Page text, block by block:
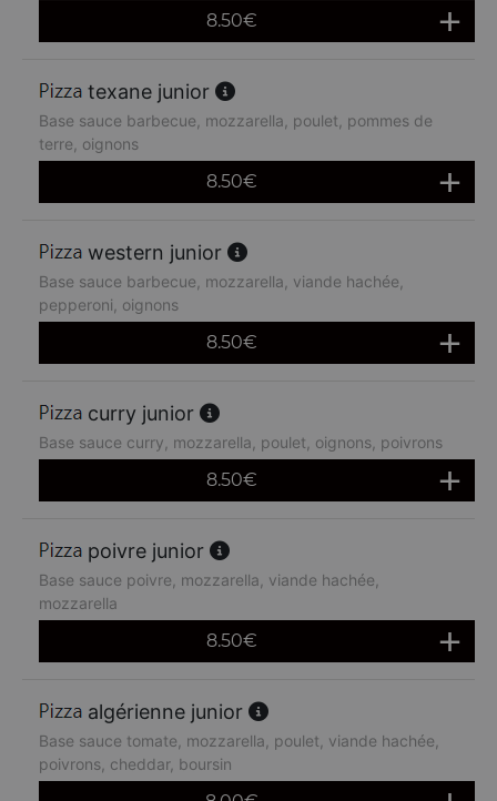
8.50€
texane junior
Base sauce barbecue, mozzarella, poulet, pommes de
terre, oignons
8.50€
western junior
Base sauce barbecue, mozzarella, viande hachée,
pepperoni, oignons
8.50€
curry junior
Base sauce curry, mozzarella, poulet, oignons, poivrons
8.50€
poivre junior
Base sauce poivre, mozzarella, viande hachée,
mozzarella
8.50€
algérienne junior
Base sauce tomate, mozzarella, poulet, viande hachée,
poivrons, cheddar, boursin